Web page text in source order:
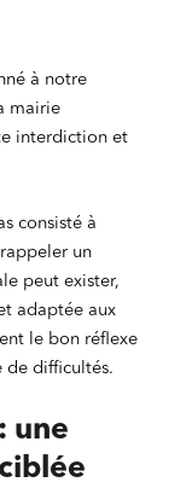
à notre
mairie
interdiction et
consisté à
un
peut exister,
adaptée aux
le bon réflexe
de difficultés.
une